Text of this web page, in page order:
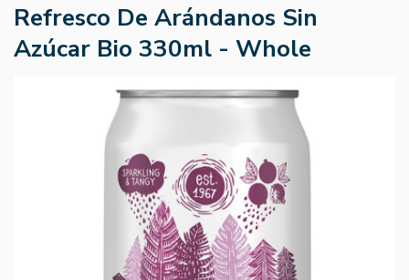
Refresco De Arándanos Sin
Azúcar Bio 330ml - Whole